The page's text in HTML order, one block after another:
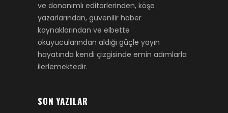
ve donanımlı editörlerinden, köşe
yazarlarından, güvenilir haber
kaynaklarından ve elbette
okuyucularından aldığı güçle yayın
hayatında kendi çizgisinde emin adımlarla
ilerlemektedir.
SON YAZILAR